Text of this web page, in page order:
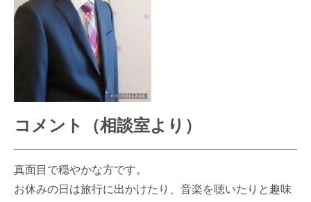
コメント（相談室より）
真面目で穏やかな方です。
お休みの日は旅行に出かけたり、音楽を聴いたりと趣味